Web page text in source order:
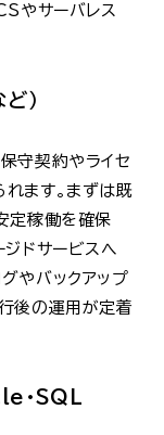
やサーバレス
）
守契約やライセ
ます。まずは既
定稼働を確保
ジドサービスへ
やバックアップ
後の運用が定着
・SQL